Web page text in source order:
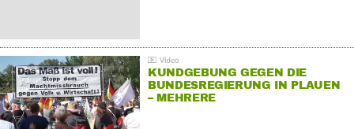
KUNDGEBUNG GEGEN DIE
BUNDESREGIERUNG IN PLAUEN
– MEHRERE